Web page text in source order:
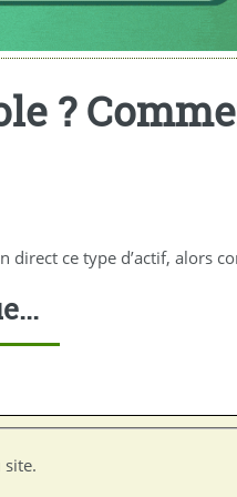
?
ce type d’actif, alors